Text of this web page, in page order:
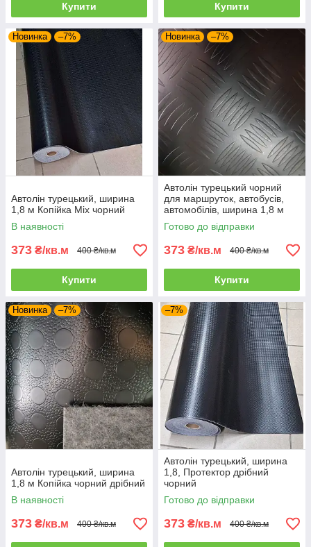
Купити Купити
Новинка –7%
Автолін турецький, ширина
1,8 м Копійка Mix чорний
В наявності
373 ₴/кв.м 400 ₴/кв.м
Купити
Новинка –7%
Автолін турецький чорний
для маршруток, автобусів,
автомобілів, ширина 1,8 м
Готово до відправки
373 ₴/кв.м 400 ₴/кв.м
Купити
Новинка –7%
Автолін турецький, ширина
1,8 м Копійка чорний дрібний
В наявності
373 ₴/кв.м 400 ₴/кв.м
–7%
Автолін турецький, ширина
1,8, Протектор дрібний
чорний
Готово до відправки
373 ₴/кв.м 400 ₴/кв.м